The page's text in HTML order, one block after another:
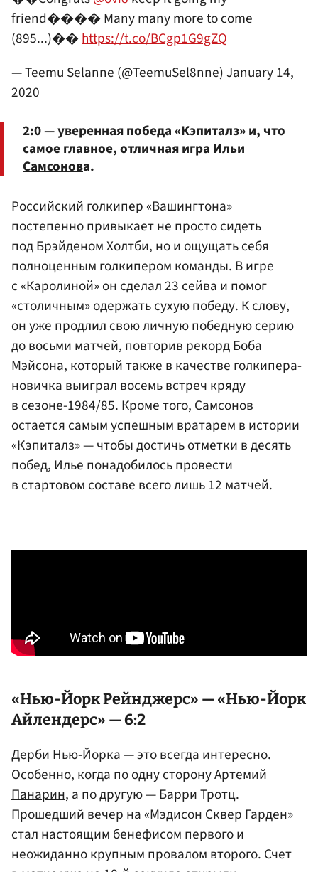
friend���� Many many more to come
(895...)��https://t.co/BCgp1G9gZQ
— Teemu Selanne (@TeemuSel8nne)January 14,
2020
2:0 — уверенная победа «Кэпиталз» и, что
самое главное, отличная игра Ильи
Самсонова.
Российский голкипер «Вашингтона»
постепенно привыкает не просто сидеть
под Брэйденом Холтби, но и ощущать себя
полноценным голкипером команды. В игре
с «Каролиной» он сделал 23 сейва и помог
«столичным» одержать сухую победу. К слову,
он уже продлил свою личную победную серию
до восьми матчей, повторив рекорд Боба
Мэйсона, который также в качестве голкипера-
новичка выиграл восемь встреч кряду
в сезоне-1984/85. Кроме того, Самсонов
остается самым успешным вратарем в истории
«Кэпиталз» — чтобы достичь отметки в десять
побед, Илье понадобилось провести
в стартовом составе всего лишь 12 матчей.
«Нью-Йорк Рейнджерс» — «Нью-Йорк
Айлендерс» — 6:2
Дерби Нью-Йорка — это всегда интересно.
Особенно, когда по одну сторонуАртемий
Панарин, а по другую — Барри Тротц.
Прошедший вечер на «Мэдисон Сквер Гарден»
стал настоящим бенефисом первого и
неожиданно крупным провалом второго. Счет